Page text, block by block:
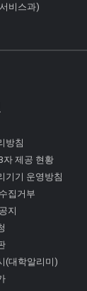
비스과)
방침
자 제공 현황
기기 운영방침
집거부
지
(대학알리미)